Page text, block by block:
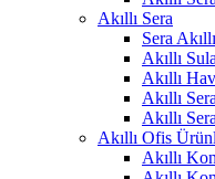
Akıllı Sera
Sera
Akıllı
Akıllı
Akıllı
Akıllı
Akıllı Ofis
Akıllı